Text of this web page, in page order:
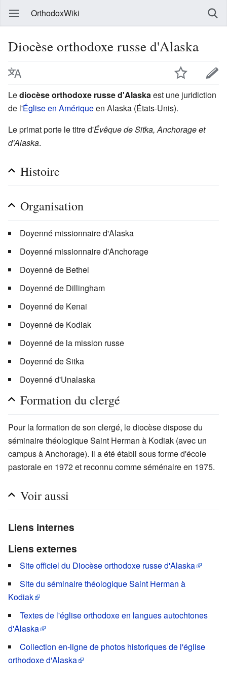
OrthodoxWiki
Diocèse orthodoxe russe d'Alaska
Lediocèse orthodoxe russe d'Alaska est une juridiction
de l'Église en Amériqueen Alaska (États-Unis).
Le primat porte le titre d'Évêque de Sitka, Anchorage et
d'Alaska.
Histoire
Organisation
Doyenné missionnaire d'Alaska
Doyenné missionnaire d'Anchorage
Doyenné de Bethel
Doyenné de Dillingham
Doyenné de Kenai
Doyenné de Kodiak
Doyenné de la mission russe
Doyenné de Sitka
Doyenné d'Unalaska
Formation du clergé
Pour la formation de son clergé, le diocèse dispose du
séminaire théologique Saint Herman à Kodiak (avec un
campus à Anchorage). Il a été établi sous forme d'école
pastorale en 1972 et reconnu comme séménaire en 1975.
Voir aussi
Liens internes
Liens externes
Site officiel du Diocèse orthodoxe russe d'Alaska
Site du séminaire théologique Saint Herman à
Kodiak
Textes de l'église orthodoxe en langues autochtones
d'Alaska
Collection en-ligne de photos historiques de l'église
orthodoxe d'Alaska